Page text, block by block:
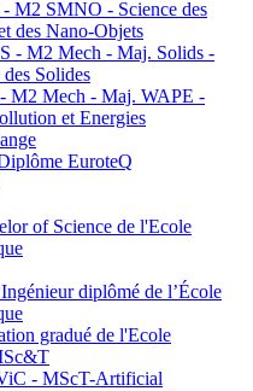
M2 SMNO - Science des
des Nano-Objets
- M2 Mech - Maj. Solids -
Solides
M2 Mech - Maj. WAPE -
et Energies
EuroteQ
of Science de l'Ecole
diplômé de l’École
gradué de l'Ecole
- MScT-Artificial